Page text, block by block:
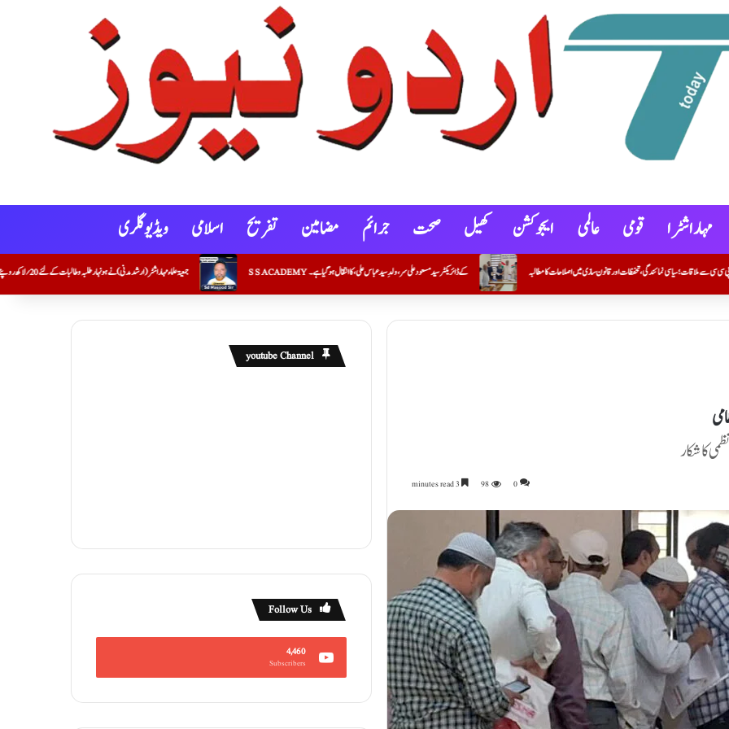
مہاراشٹرا قومی عالمی ایجوکشن کھیل صحت جرائم مضامین تفریح اسلامی ویڈیو گلری
جمعیۃعلماء مہاراشٹر (ارشد مدنی)نے ہونہار طلبہ و طالبات کے لئے20؍ لاکھ روپئے کے اسکالرشپ کے چیک جاری کئے S S ACADEMY کے ڈائریکٹر سید مسعود علی سر، ولدِ سید عباس علی، کا انتقال ہو گیا ہے۔ میں اصلاحات کا مطالبہ
کاشکار
0
98
youtube Channel
Follow Us
4,460
Subscribers